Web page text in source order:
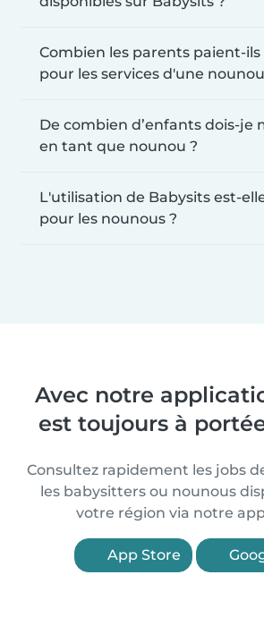
Combien les parents paient-
pour les services d'une
De combien d’enfants dois-je
en tant que nounou ?
L'utilisation de Babysits est-
pour les nounous ?
Avec notre
est toujours à
Consultez rapidement les jobs
les babysitters ou nounous
votre région via notre
App Store